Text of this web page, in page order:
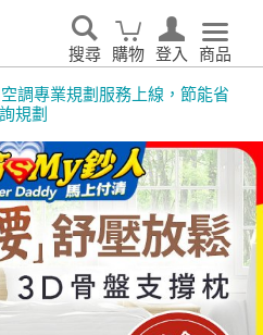
搜尋 購物 登入 商品
調專業規劃服務上線，節能省
規劃